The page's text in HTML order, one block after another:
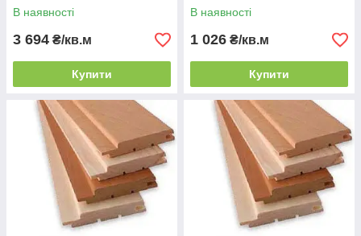
В наявності
3 694 ₴/кв.м
Купити
В наявності
1 026 ₴/кв.м
Купити